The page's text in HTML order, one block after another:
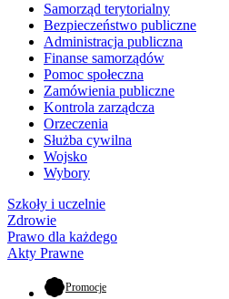
Samorząd terytorialny
Bezpieczeństwo publiczne
Administracja publiczna
Finanse samorządów
Pomoc społeczna
Zamówienia publiczne
Kontrola zarządcza
Orzeczenia
Służba cywilna
Wojsko
Wybory
Szkoły i uczelnie
Zdrowie
Prawo dla każdego
Akty Prawne
Promocje- otwiera się w nowej karcie